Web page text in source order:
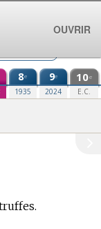
8e
1935
9e
2024
10e
E.C.
OUVRIR